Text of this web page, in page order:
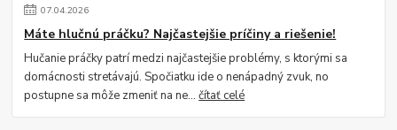
07.04.2026
Máte hlučnú práčku? Najčastejšie príčiny a riešenie!
Hučanie práčky patrí medzi najčastejšie problémy, s ktorými sa
domácnosti stretávajú. Spočiatku ide o nenápadný zvuk, no
postupne sa môže zmeniť na ne...čítať celé